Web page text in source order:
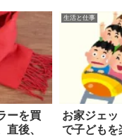
ーを買
直後、
生活と仕事
お家ジェッ
で子どもを